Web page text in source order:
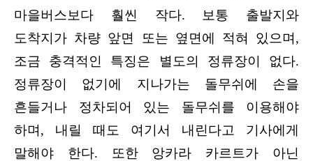
마을버스보다 훨씬 작다. 보통 출발지와
도착지가 차량 앞면 또는 옆면에 적혀 있으며,
조금 충격적인 특징은 별도의 정류장이 없다.
정류장이 없기에 지나가는 돌무쉬에 손을
흔들거나 정차되어 있는 돌무쉬를 이용해야
하며, 내릴 때도 여기서 내린다고 기사에게
말해야 한다. 또한 앙카라 카르트가 아닌